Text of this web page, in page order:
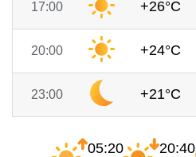
17:00 +26°C
20:00 +24°C
23:00 +21°C
05:20 20:40